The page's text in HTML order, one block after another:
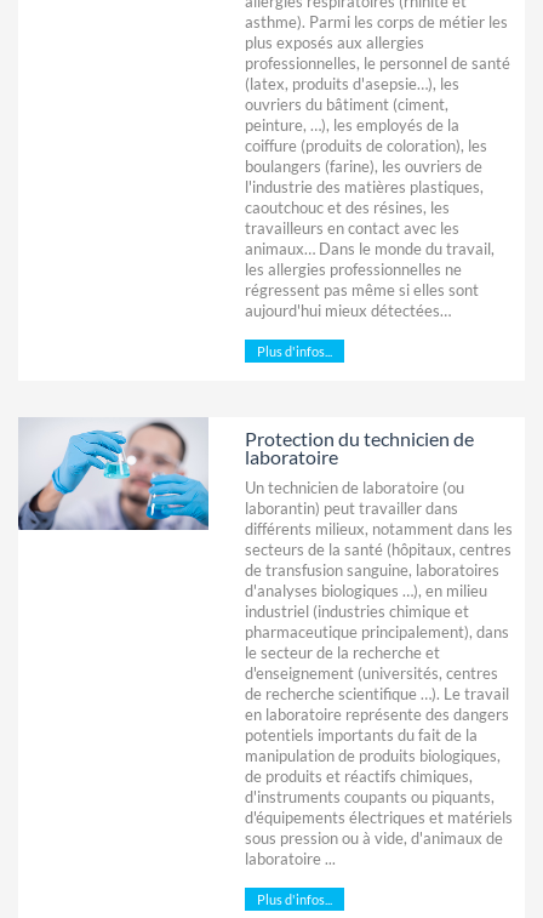
asthme). Parmi les corps de métier les
plus exposés aux allergies
professionnelles, le personnel de santé
(latex, produits d'asepsie…), les
ouvriers du bâtiment (ciment,
peinture, …), les employés de la
coiffure (produits de coloration), les
boulangers (farine), les ouvriers de
l'industrie des matières plastiques,
caoutchouc et des résines, les
travailleurs en contact avec les
animaux… Dans le monde du travail,
les allergies professionnelles ne
régressent pas même si elles sont
aujourd'hui mieux détectées…
Plus d'infos...
Protection du technicien de
laboratoire
Un technicien de laboratoire (ou
laborantin) peut travailler dans
différents milieux, notamment dans les
secteurs de la santé (hôpitaux, centres
de transfusion sanguine, laboratoires
d'analyses biologiques …), en milieu
industriel (industries chimique et
pharmaceutique principalement), dans
le secteur de la recherche et
d'enseignement (universités, centres
de recherche scientifique …). Le travail
en laboratoire représente des dangers
potentiels importants du fait de la
manipulation de produits biologiques,
de produits et réactifs chimiques,
d'instruments coupants ou piquants,
d'équipements électriques et matériels
sous pression ou à vide, d'animaux de
laboratoire ...
Plus d'infos...